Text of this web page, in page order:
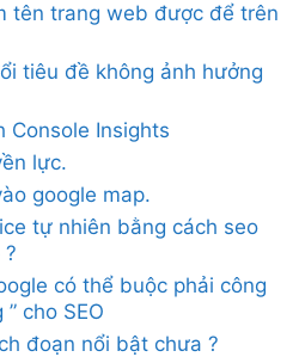
tên trang web được để trên
tiêu đề không ảnh hưởng
Console Insights
lực.
google map.
tự nhiên bằng cách seo
có thể buộc phải công
cho SEO
đoạn nổi bật chưa ?